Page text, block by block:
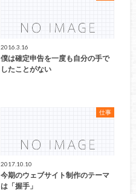
2016.3.16
僕は確定申告を一度も自分の手で
したことがない
仕事
2017.10.10
今期のウェブサイト制作のテーマ
は「握手」